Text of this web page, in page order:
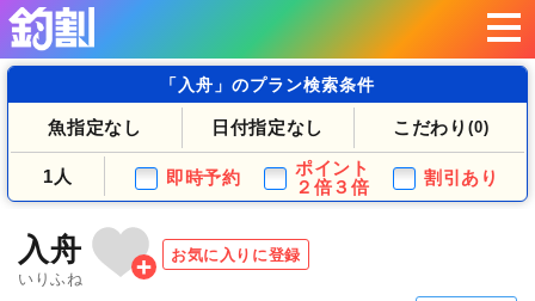
「入舟」のプラン検索条件
魚指定なし 日付指定なし こだわり (0)
1人 即時予約
ポイント
２倍３倍
割引あり
入舟
いりふね
お気に入りに登録